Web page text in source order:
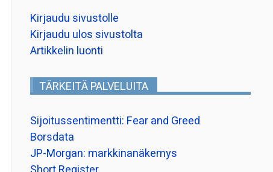
Kirjaudu sivustolle
Kirjaudu ulos sivustolta
Artikkelin luonti
TÄRKEITÄ PALVELUITA
Sijoitussentimentti: Fear and Greed
Borsdata
JP-Morgan: markkinanäkemys